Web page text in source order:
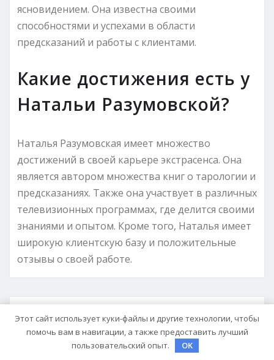
ясновидением. Она известна своими
способностями и успехами в области
предсказаний и работы с клиентами.
Какие достижения есть у
Натальи Разумовской?
Наталья Разумовская имеет множество
достижений в своей карьере экстрасенса. Она
является автором множества книг о тарологии и
предсказаниях. Также она участвует в различных
телевизионных программах, где делится своими
знаниями и опытом. Кроме того, Наталья имеет
широкую клиентскую базу и положительные
отзывы о своей работе.
pristroykin_
Сайт: https://vms7.ru
Этот сайт использует куки-файлы и другие технологии, чтобы
помочь вам в навигации, а также предоставить лучший
пользовательский опыт.
OK